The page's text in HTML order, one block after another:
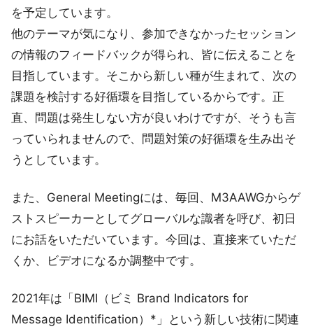
を予定しています。
他のテーマが気になり、参加できなかったセッション
の情報のフィードバックが得られ、皆に伝えることを
目指しています。そこから新しい種が生まれて、次の
課題を検討する好循環を目指しているからです。正
直、問題は発生しない方が良いわけですが、そうも言
っていられませんので、問題対策の好循環を生み出そ
うとしています。
また、General Meetingには、毎回、M3AAWGからゲ
ストスピーカーとしてグローバルな識者を呼び、初日
にお話をいただいています。今回は、直接来ていただ
くか、ビデオになるか調整中です。
2021年は「BIMI（ビミ Brand Indicators for
Message Identification）*」という新しい技術に関連